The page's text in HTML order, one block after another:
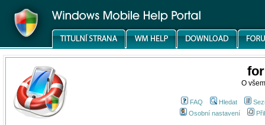
O
FAQ Hledat
Osobní nastavení